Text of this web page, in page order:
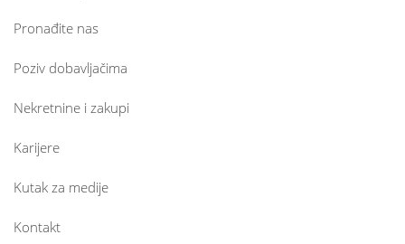
Pronađite nas
Poziv dobavljačima
Nekretnine i zakupi
Karijere
Kutak za medije
Kontakt